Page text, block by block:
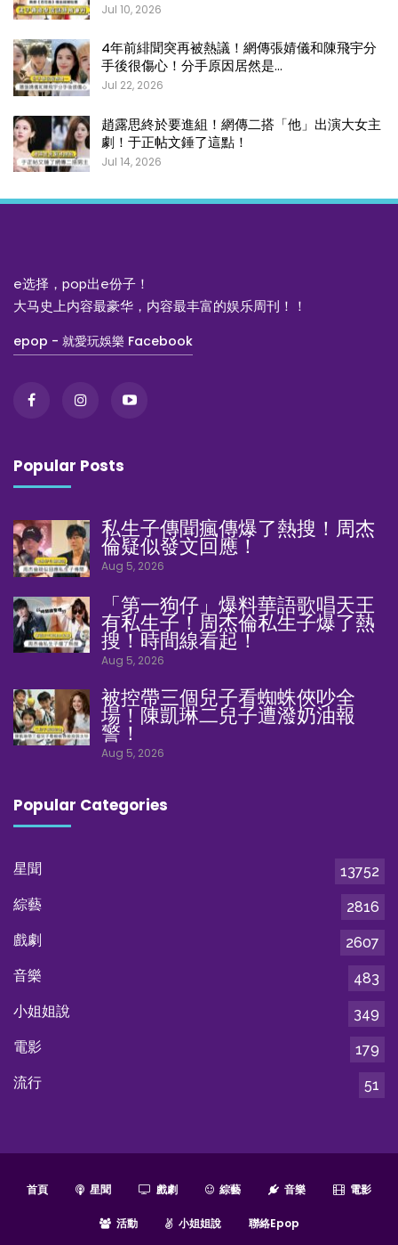
Jul 10, 2026
4年前緋聞突再被熱議！網傳張婧儀和陳飛宇分
手後很傷心！分手原因居然是…
Jul 22, 2026
趙露思終於要進組！網傳二搭「他」出演大女主
劇！于正帖文錘了這點！
Jul 14, 2026
e选择，pop出e份子！
大马史上内容最豪华，内容最丰富的娱乐周刊！！
epop - 就愛玩娛樂 Facebook
Popular Posts
私生子傳聞瘋傳爆了熱搜！周杰
倫疑似發文回應！
Aug 5, 2026
「第一狗仔」爆料華語歌唱天王
有私生子！周杰倫私生子爆了熱
搜！時間線看起！
Aug 5, 2026
被控帶三個兒子看蜘蛛俠吵全
場！陳凱琳二兒子遭潑奶油報
警！
Aug 5, 2026
Popular Categories
星聞
13752
綜藝
2816
戲劇
2607
音樂
483
小姐姐說
349
電影
179
流行
51
首頁 星聞 戲劇 綜藝 音樂 電影
活動 小姐姐說 聯絡epop